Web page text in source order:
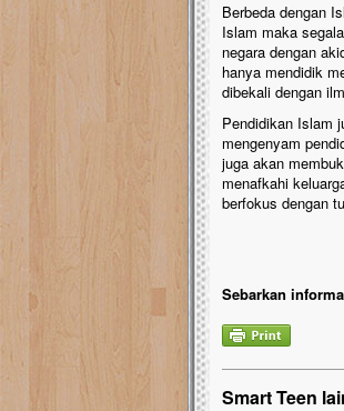
Berbeda dengan
Islam maka
negara dengan
hanya mendidik
dibekali dengan
Pendidikan Islam
mengenyam
juga akan
menafkahi
berfokus dengan
Sebarkan
Smart Teen